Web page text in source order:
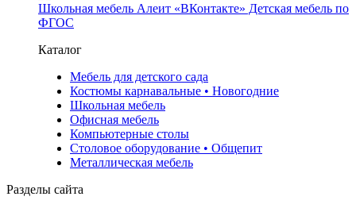
Школьная мебель Алеит «ВКонтакте» Детская мебель по
ФГОС
Каталог
Мебель для детского сада
Костюмы карнавальные • Новогодние
Школьная мебель
Офисная мебель
Компьютерные столы
Столовое оборудование • Общепит
Металлическая мебель
Разделы сайта